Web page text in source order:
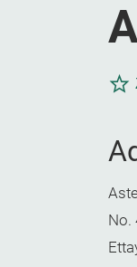
No.